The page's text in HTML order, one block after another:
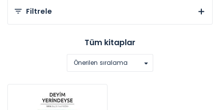
Filtrele
Konulara Göre
Türkçe Eğitimi (1)
Tüm kitaplar
Önerilen sıralama